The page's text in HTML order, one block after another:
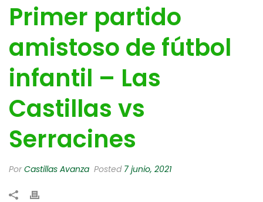
Primer partido
amistoso de fútbol
infantil – Las
Castillas vs
Serracines
PorCastillas Avanza Posted 7 junio, 2021